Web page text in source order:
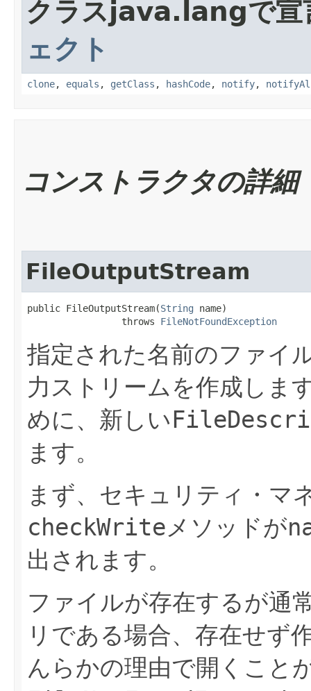
クラスjava.langで宣
ェクト
clone, equals , getClass , hashCode, notify,
コンストラクタの詳細
FileOutputStream
public FileOutputStream​(String name)
                 throws
FileNotFoundException
指定された名前のファイ
力ストリームを作成しま
めに、新しい
ます。
まず、セキュリティ・マ
checkWriteメソッドが
出されます。
ファイルが存在するが通
リである場合、存在せず
んらかの理由で開くこと